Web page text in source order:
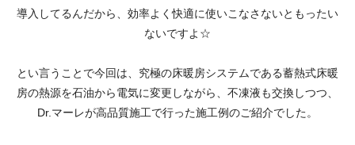
導入してるんだから、効率よく快適に使いこなさないともったい
ないですよ☆
とい言うことで今回は、究極の床暖房システムである蓄熱式床暖
房の熱源を石油から電気に変更しながら、不凍液も交換しつつ、
Dr.マーレが高品質施工で行った施工例のご紹介でした。